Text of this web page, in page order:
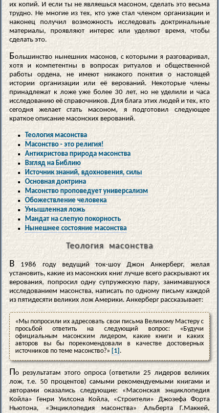
их копий. И если ты не являешься масоном, сделать это весьма
трудно. Не многие из тех, кто уже стал членом организации и
наконец получил возможность исследовать доктринальные
материалы, проявляют интерес или уделяют время, чтобы
сделать это.
Большинство нынешних масонов, с которыми я разговаривал,
хотя и компетентны в вопросах ритуалов и общественной
работы ордена, не имеют никакого понятия о настоящей
истории организации или её верований. Некоторые члены
принадлежат к ложе уже более 30 лет, но не уделили и часа
исследованию её справочников. Для блага этих людей и тех, кто
сегодня желает стать масоном, я подготовил следующее
краткое описание масонских верований.
Теология масонства
Масонство - это религия!
Антихристова природа масонства
Взгляд на Библию
Источник знаний, вдохновения, силы
Основная доктрина
Масонство проповедует универсализм
Обожествление человека
Умышленная ложь
Мандат на слепую покорность
Нынешнее состояние масонства
Теология масонства
В 1986 году ведущий ток-шоу Джон Анкерберг, желая
установить, какие из масонских книг лучше всего раскрывают их
верования, попросил одну супружескую пару, занимавшуюся
исследованием масонства, написать по одному письму каждой
из пятидесяти великих лож Америки. Анкерберг рассказывает:
«Мы попросили их адресовать свои письма Великому Мастеру с
просьбой ответить на следующий вопрос: «Будучи
официальным масонским лидером, какие книги и каких
авторов вы бы порекомендовали в качестве достоверных
источников по теме масонство?» [1] .
По результатам этого опроса (ответили 25 лидеров великих
лож, т.е. 50 процентов) самыми рекомендуемыми книгами и
авторами оказались следующие: «Масонская энциклопедия
Койла» Генри Уилсона Койла, «Строители» Джозефа Форта
Ньютона, «Энциклопедия масонства» Альберта Г.Маккей,